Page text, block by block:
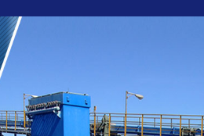
新闻资讯
行业资讯
常见问题 电力行业
环保行业